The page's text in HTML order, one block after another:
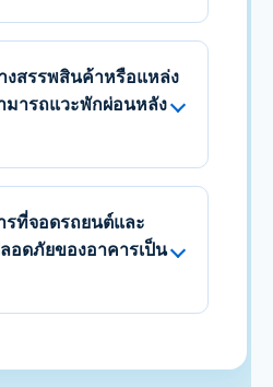
งสรรพสินค้าหรือแหล่ง
มารถแวะพักผ่อนหลัง
รที่จอดรถยนต์และ
อดภัยของอาคารเป็น